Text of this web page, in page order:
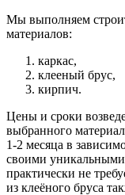
Мы выполняем
материалов:
каркас,
клееный брус,
кирпич.
Цены и сроки
выбранного
1-2 месяца в
своими уникальными
практически не
из клеёного бруса